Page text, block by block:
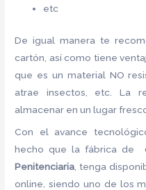
etc
De igual manera te
cartón, así como tiene
que es un material NO
atrae insectos, etc. La
almacenar en un lugar
Con el avance
hecho que la fábrica de
Penitenciaria , tenga
online, siendo uno de los